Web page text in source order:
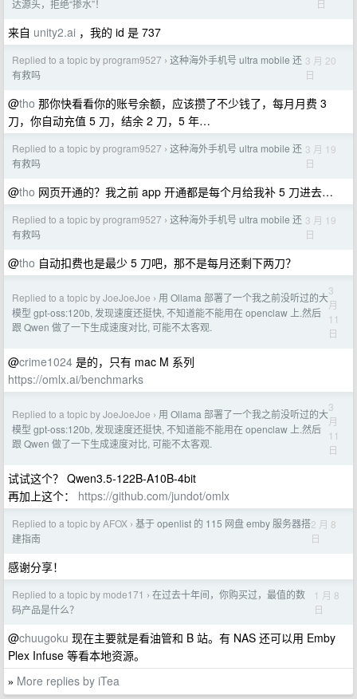
达源头，拒绝“掺水”！
日
来自 unity2.ai ，我的 id 是 737
Replied to a topic by program9527 › 这种海外手机号 ultra mobile 还
有救吗
3 月 20
日
@tho 那你快看看你的账号余额，应该攒了不少钱了，每月月费 3
刀，你自动充值 5 刀，结余 2 刀，5 年…
Replied to a topic by program9527 › 这种海外手机号 ultra mobile 还
有救吗
3 月 19
日
@tho 网页开通的？我之前 app 开通都是每个月给我补 5 刀进去…
Replied to a topic by program9527 › 这种海外手机号 ultra mobile 还
有救吗
3 月 19
日
@tho 自动扣费也是最少 5 刀吧，那不是每月还剩下两刀？
Replied to a topic by JoeJoeJoe › 用 Ollama 部署了一个我之前没听过的大
模型 gpt-oss:120b, 发现速度还挺快, 不知道能不能用在 openclaw 上.然后
跟 Qwen 做了一下生成速度对比, 可能不太客观.
3
月
11
日
@crime1024 是的，只有 mac M 系列
https://omlx.ai/benchmarks
Replied to a topic by JoeJoeJoe › 用 Ollama 部署了一个我之前没听过的大
模型 gpt-oss:120b, 发现速度还挺快, 不知道能不能用在 openclaw 上.然后
跟 Qwen 做了一下生成速度对比, 可能不太客观.
3
月
11
日
试试这个？ Qwen3.5-122B-A10B-4bit
再加上这个： https://github.com/jundot/omlx
Replied to a topic by AFOX › 基于 openlist 的 115 网盘 emby 服务器搭
建指南
2 月 8
日
感谢分享！
Replied to a topic by mode171 › 在过去十年间，你购买过，最值的数
码产品是什么？
1 月 8
日
@chuugoku 现在主要就是看油管和 B 站。有 NAS 还可以用 Emby
Plex Infuse 等看本地资源。
» More replies by iTea